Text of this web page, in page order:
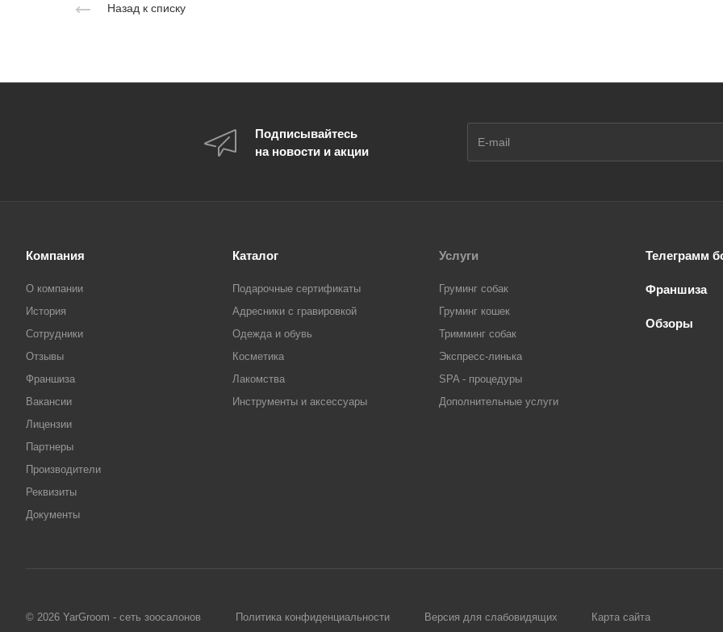
Назад к списку
Подписывайтесь
на новости и акции
Компания
О компании
История
Сотрудники
Отзывы
Франшиза
Вакансии
Лицензии
Партнеры
Производители
Реквизиты
Документы
Каталог
Подарочные сертификаты
Адресники с гравировкой
Одежда и обувь
Косметика
Лакомства
Инструменты и аксессуары
Услуги
Груминг собак
Груминг кошек
Тримминг собак
Экспресс-линька
SPA - процедуры
Дополнительные услуги
Телеграмм
Франшиза
Обзоры
© 2026 YarGroom - сеть зоосалонов Политика конфиденциальности Версия для слабовидящих Карта сайта